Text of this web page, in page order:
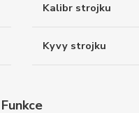
Kalibr strojku
Kyvy strojku
Funkce